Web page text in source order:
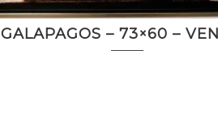
GALAPAGOS – 73×60 –